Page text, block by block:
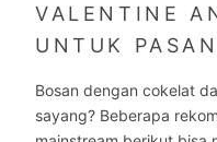
VALENTINE
UNTUK
Bosan dengan cokelat
sayang? Beberapa